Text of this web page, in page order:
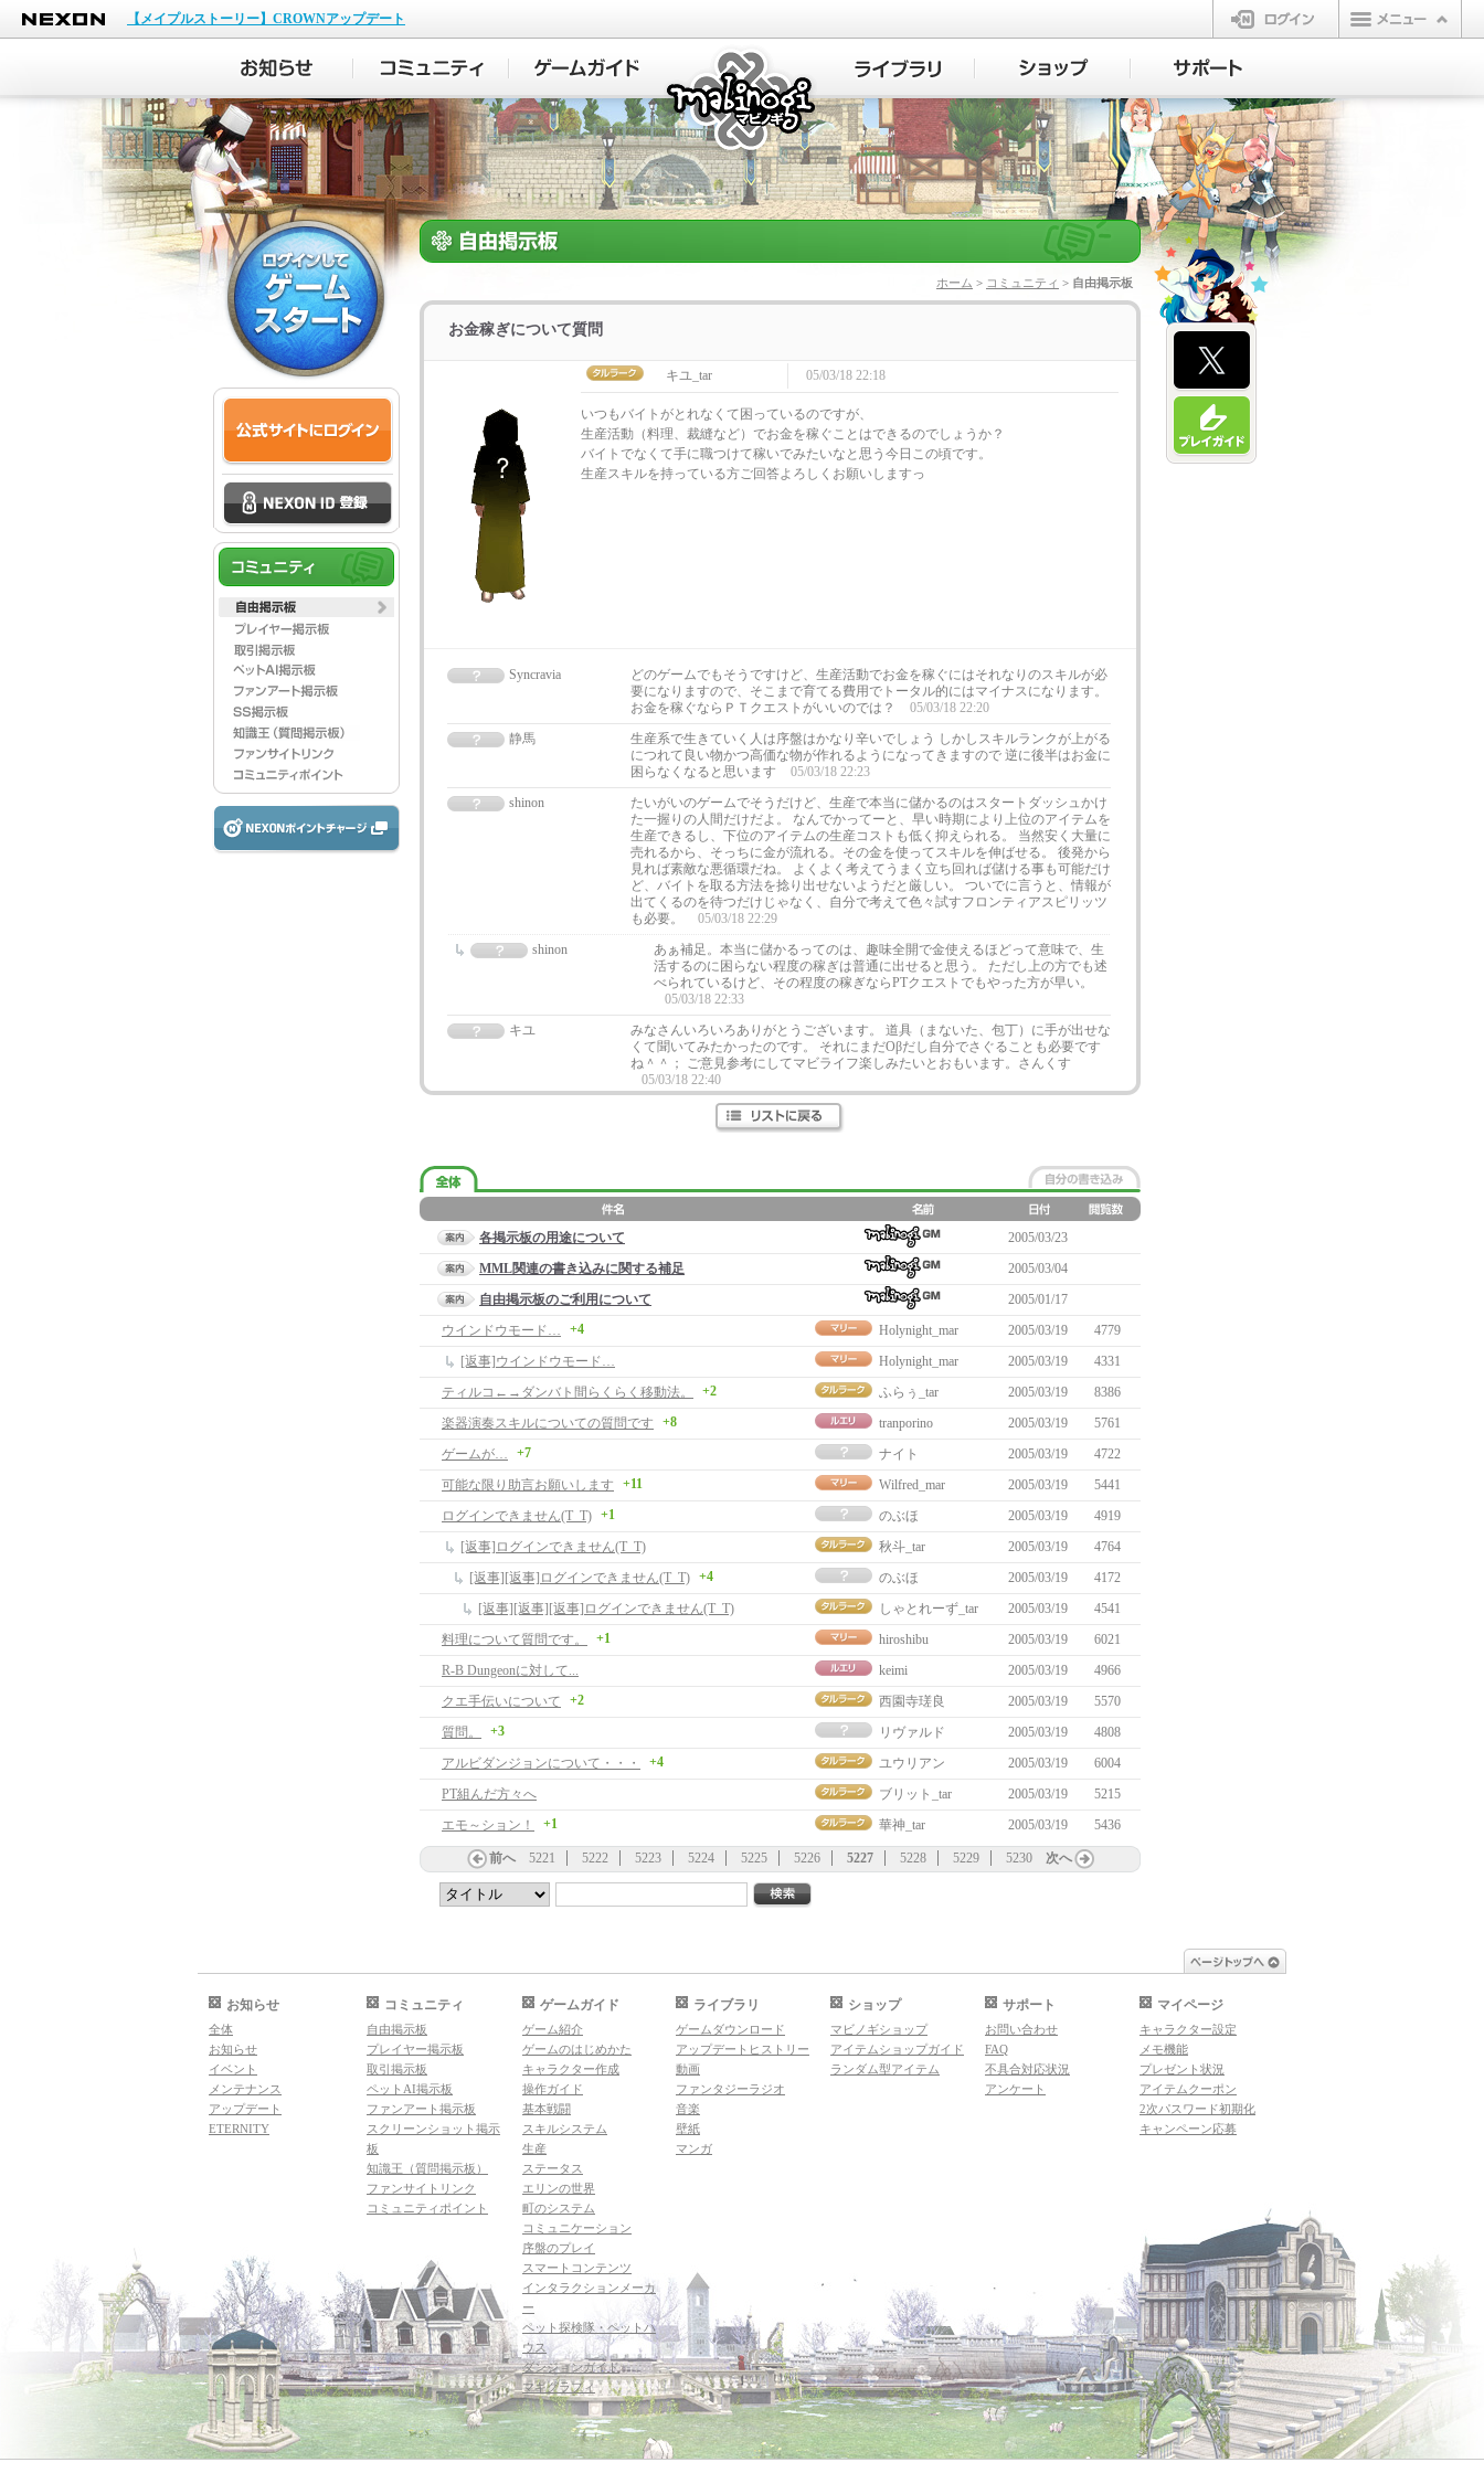
NEXON
【メイプルストーリー】CROWNアップデート
ログイン
マビノギ
ホーム > コミュニティ > 自由掲示板
お金稼ぎについて質問
キユ_tar 05/03/18 22:18
いつもバイトがとれなくて困っているのですが、
生産活動（料理、裁縫など）でお金を稼ぐことはできるのでしょうか？
バイトでなくて手に職つけて稼いでみたいなと思う今日この頃です。
生産スキルを持っている方ご回答よろしくお願いしますっ
Syncravia
どのゲームでもそうですけど、生産活動でお金を稼ぐにはそれなりのスキルが必
要になりますので、そこまで育てる費用でトータル的にはマイナスになります。
お金を稼ぐならＰＴクエストがいいのでは？
05/03/18 22:20
静馬
生産系で生きていく人は序盤はかなり辛いでしょう しかしスキルランクが上がる
につれて良い物かつ高価な物が作れるようになってきますので 逆に後半はお金に
困らなくなると思います
05/03/18 22:23
shinon
たいがいのゲームでそうだけど、生産で本当に儲かるのはスタートダッシュかけ
た一握りの人間だけだよ。 なんでかってーと、早い時期により上位のアイテムを
生産できるし、下位のアイテムの生産コストも低く抑えられる。 当然安く大量に
売れるから、そっちに金が流れる。その金を使ってスキルを伸ばせる。 後発から
見れば素敵な悪循環だね。 よくよく考えてうまく立ち回れば儲ける事も可能だけ
ど、バイトを取る方法を捻り出せないようだと厳しい。 ついでに言うと、情報が
出てくるのを待つだけじゃなく、自分で考えて色々試すフロンティアスピリッツ
も必要。
05/03/18 22:29
shinon
あぁ補足。本当に儲かるってのは、趣味全開で金使えるほどって意味で、生
活するのに困らない程度の稼ぎは普通に出せると思う。 ただし上の方でも述
べられているけど、その程度の稼ぎならPTクエストでもやった方が早い。
05/03/18 22:33
キユ
みなさんいろいろありがとうございます。 道具（まないた、包丁）に手が出せな
くて聞いてみたかったのです。 それにまだOβだし自分でさぐることも必要です
ね＾＾； ご意見参考にしてマビライフ楽しみたいとおもいます。さんくす
05/03/18 22:40
各掲示板の用途について
2005/03/23
MML関連の書き込みに関する補足
2005/03/04
自由掲示板のご利用について
2005/01/17
ウインドウモード…
+4 Holynight_mar 2005/03/19
4779
[返事]ウインドウモード…
Holynight_mar 2005/03/19
4331
ティルコ←→ダンバト間らくらく移動法。
+2 ふらぅ_tar 2005/03/19
8386
楽器演奏スキルについての質問です
+8 tranporino 2005/03/19
5761
ゲームが…
+7 ナイト 2005/03/19
4722
可能な限り助言お願いします
+11 Wilfred_mar 2005/03/19
5441
ログインできません(T_T) +1 のぶほ 2005/03/19
4919
[返事]ログインできません(T_T)
秋斗_tar 2005/03/19
4764
[返事][返事]ログインできません(T_T) +4 のぶほ 2005/03/19
4172
[返事][返事][返事]ログインできません(T_T)
しゃとれーず_tar 2005/03/19
4541
料理について質問です。
+1 hiroshibu 2005/03/19
6021
R-B Dungeonに対して...
keimi 2005/03/19
4966
クエ手伝いについて
+2 西園寺瑳良 2005/03/19
5570
質問。
+3 リヴァルド 2005/03/19
4808
アルビダンジョンについて・・・
+4 ユウリアン 2005/03/19
6004
PT組んだ方々へ
ブリット_tar 2005/03/19
5215
エモ～ション！
+1 華神_tar 2005/03/19 5436
前へ 5221 5222 5223 5224 5225 5226 5227 5228 5229 5230 次へ
お知らせ
全体
お知らせ
イベント
メンテナンス
アップデート
ETERNITY
コミュニティ
自由掲示板
プレイヤー掲示板
取引掲示板
ペットAI掲示板
ファンアート掲示板
スクリーンショット掲示
板
知識王（質問掲示板）
ファンサイトリンク
コミュニティポイント
ゲームガイド
ゲーム紹介
ゲームのはじめかた
キャラクター作成
操作ガイド
基本戦闘
スキルシステム
生産
ステータス
エリンの世界
町のシステム
コミュニケーション
序盤のプレイ
スマートコンテンツ
インタラクションメーカ
ー
ペット探検隊・ペットハ
ウス
ダンジョンガイド
マギグラフィ
ライブラリ
ゲームダウンロード
アップデートヒストリー
動画
ファンタジーラジオ
音楽
壁紙
マンガ
ショップ
マビノギショップ
アイテムショップガイド
ランダム型アイテム
サポート
お問い合わせ
FAQ
不具合対応状況
アンケート
マイページ
キャラクター設定
メモ機能
プレゼント状況
アイテムクーポン
2次パスワード初期化
キャンペーン応募